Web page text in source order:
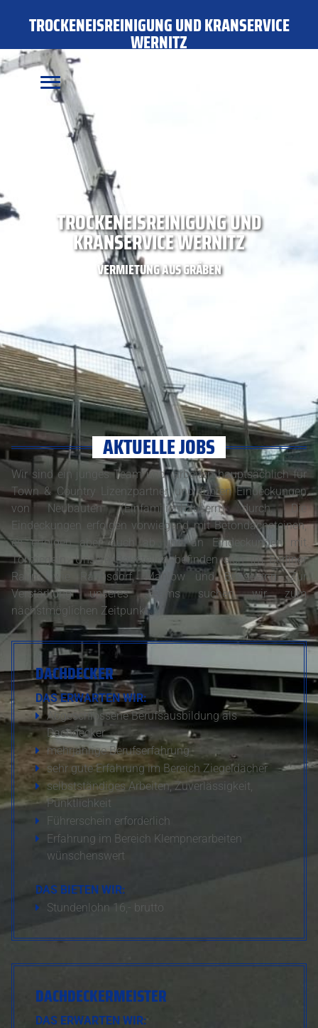
TROCKENEISREINIGUNG UND KRANSERVICE
WERNITZ
TROCKENEISREINIGUNG UND
KRANSERVICE WERNITZ
VERMIETUNG AUS GRÄBEN
AKTUELLE JOBS
Wir sind ein junges Team und arbeiten hauptsächlich für
Town & Country Lizenzpartner, und führen Eindeckungen
von Neubauten (Einfamilienhäusern) durch. Die
Eindeckungen erfolgen vorwiegend mit Betondachsteinen,
es erfolgen aber auch ab und an Eindeckungen mit
Tonziegeln. Unsere Baustellen befinden sich im Berliner
Raum, wie Rangsdorf, Mahlow und Brieselang. Zur
Verstärkung unseres Teams suchen wir zum
nächstmöglichen Zeitpunkt:
DACHDECKER
DAS ERWARTEN WIR:
Abgeschlossene Berufsausbildung als
Dachdecker
mehrjährige Berufserfahrung
sehr gute Erfahrung im Bereich Ziegeldächer
selbstständiges Arbeiten, Zuverlässigkeit,
Pünktlichkeit
Führerschein erforderlich
Erfahrung im Bereich Klempnerarbeiten
wünschenswert
DAS BIETEN WIR:
Stundenlohn 16,- brutto
DACHDECKERMEISTER
DAS ERWARTEN WIR: